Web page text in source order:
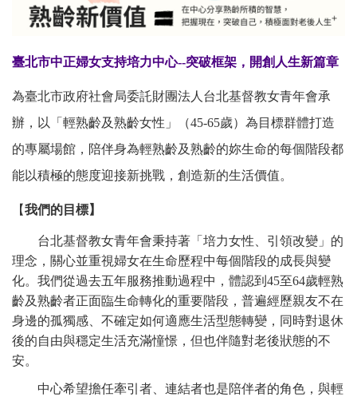
臺北市中正婦女支持培力中心--突破框架，開創人生新篇章
為臺北市政府社會局委託財團法人台北基督教女青年會承
辦，以「輕熟齡及熟齡女性」（45-65歲）為目標群體打造
的專屬場館，陪伴身為輕熟齡及熟齡的妳生命的每個階段都
能以積極的態度迎接新挑戰，創造新的生活價值。
【我們的目標】
台北基督教女青年會秉持著「培力女性、引領改變」的
理念，關心並重視婦女在生命歷程中每個階段的成長與變
化。我們從過去五年服務推動過程中，體認到45至64歲輕熟
齡及熟齡者正面臨生命轉化的重要階段，普遍經歷親友不在
身邊的孤獨感、不確定如何適應生活型態轉變，同時對退休
後的自由與穩定生活充滿憧憬，但也伴隨對老後狀態的不
安。
中心希望擔任牽引者、連結者也是陪伴者的角色，與輕